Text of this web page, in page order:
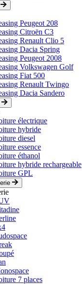
Peugeot 208
Citroën C3
Renault Clio 5
Dacia Spring
Peugeot 2008
Volkswagen Golf
Fiat 500
Renault Twingo
Dacia Sandero
électrique
hybride
diesel
essence
éthanol
hybride rechargeable
GPL
7 places